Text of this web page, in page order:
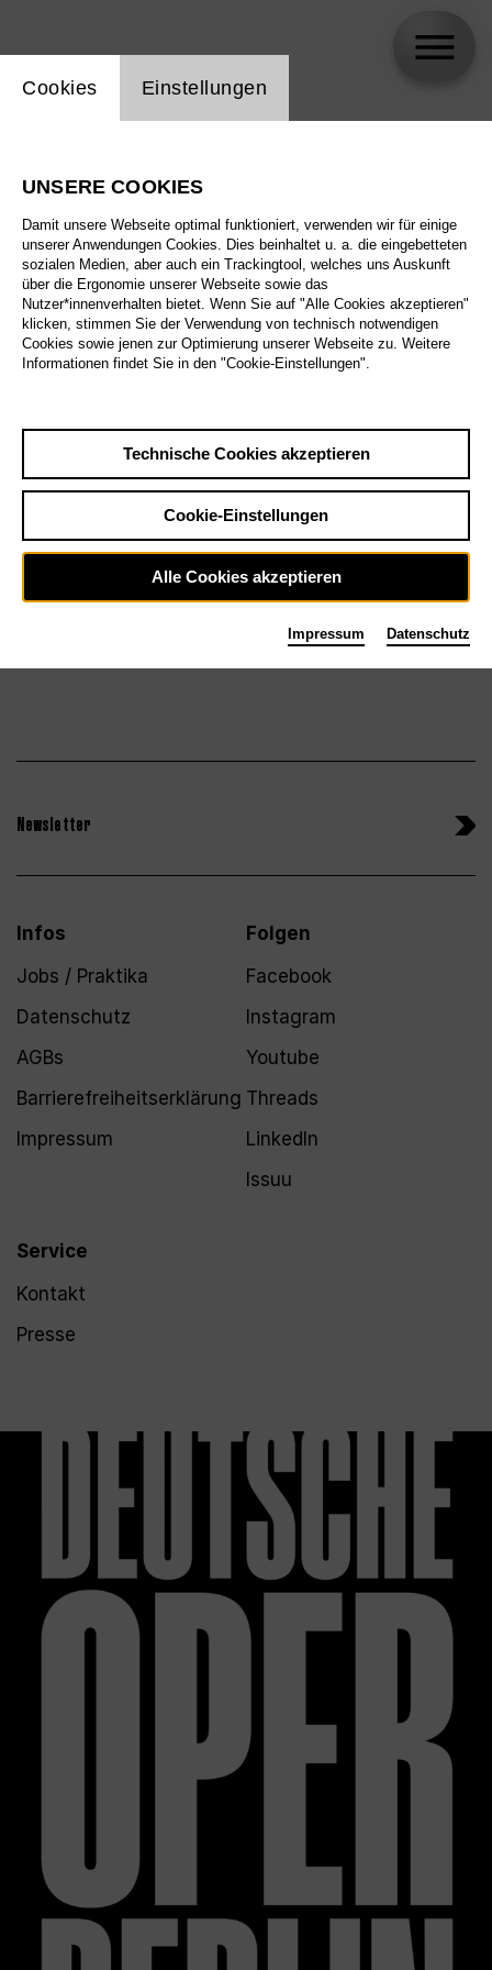
Biographie
Spielplan
La forza del destino
Tickets
Sa 3.10.26
So 18.10.26
Newsletter
Infos
Jobs / Praktika
Datenschutz
AGBs
Barrierefreiheitserklärung
Impressum
Service
Kontakt
Presse
Folgen
Facebook
Instagram
Youtube
Threads
LinkedIn
Issuu
Einstellung Website Cookie
Cookies Einstellungen
UNSERE COOKIES
Damit unsere Webseite optimal funktioniert, verwenden wir für einige
unserer Anwendungen Cookies. Dies beinhaltet u. a. die eingebetteten
sozialen Medien, aber auch ein Trackingtool, welches uns Auskunft
über die Ergonomie unserer Webseite sowie das
Nutzer*innenverhalten bietet. Wenn Sie auf "Alle Cookies akzeptieren"
klicken, stimmen Sie der Verwendung von technisch notwendigen
Cookies sowie jenen zur Optimierung unserer Webseite zu. Weitere
Informationen findet Sie in den "Cookie-Einstellungen".
Technische Cookies akzeptieren
Cookie-Einstellungen
Alle Cookies akzeptieren
Impressum Datenschutz